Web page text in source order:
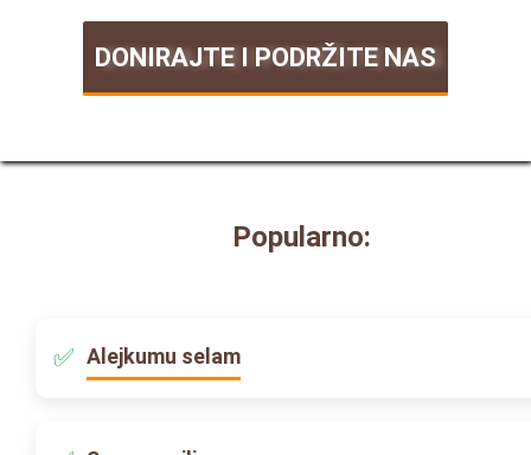
DONIRAJTE I PODRŽITE NAS
Popularno:
Alejkumu selam